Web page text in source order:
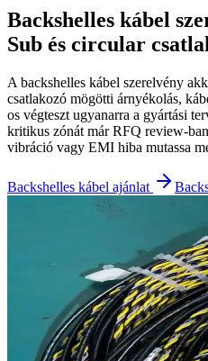
Backshelles kábel
Sub és circular
A backshelles kábel szerelvény
csatlakozó mögötti árnyékolás,
os végteszt ugyanarra a gyártási
kritikus zónát már RFQ review-
vibráció vagy EMI hiba mutassa
Backshelles kábel ajánlat